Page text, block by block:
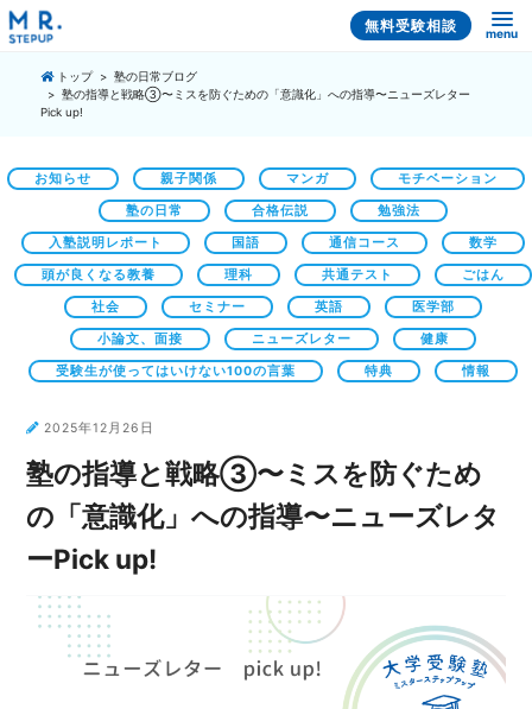
無料受験相談 menu
トップ
塾の日常ブログ
塾の指導と戦略③〜ミスを防ぐための「意識化」への指導〜ニューズレター
Pick up!
お知らせ 親子関係 マンガ モチベーション
塾の日常 合格伝説 勉強法
入塾説明レポート 国語 通信コース 数学
頭が良くなる教養 理科 共通テスト ごはん
社会 セミナー 英語 医学部
小論文、面接 ニューズレター 健康
受験生が使ってはいけない100の言葉 特典 情報
2025年12月26日
塾の指導と戦略③〜ミスを防ぐため
の「意識化」への指導〜ニューズレタ
ーPick up!